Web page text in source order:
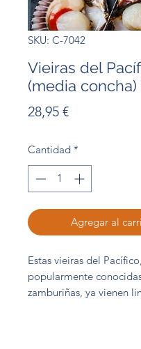
SKU: C-7042
Vieiras del
(media concha)
28,95 €Precio
Cantidad *
Agregar al
Estas vieiras del Pacífico,
popularmente
zamburiñas, ya vienen